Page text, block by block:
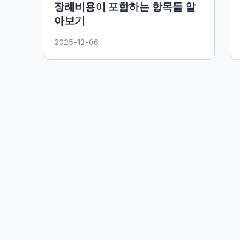
장례비용이 포함하는 항목들 알
아보기
2025-12-06